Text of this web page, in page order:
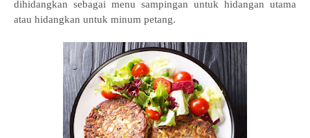
dihidangkan sebagai menu sampingan untuk hidangan utama
atau hidangkan untuk minum petang.